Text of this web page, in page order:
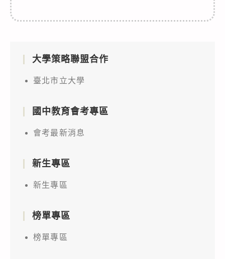
大學策略聯盟合作
臺北市立大學
國中教育會考專區
會考最新消息
新生專區
新生專區
榜單專區
榜單專區